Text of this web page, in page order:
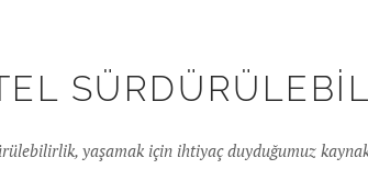
yaşamak için ihtiyaç duyduğumuz